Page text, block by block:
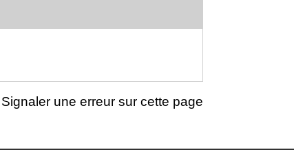
Signaler une erreur sur cette page